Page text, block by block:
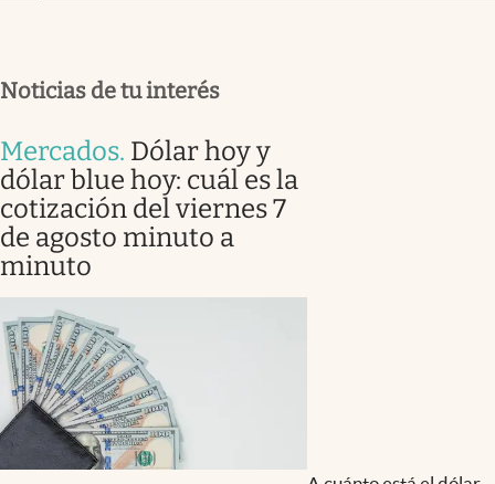
Noticias de tu interés
Mercados. Dólar hoy y
dólar blue hoy: cuál es la
cotización del viernes 7
de agosto minuto a
minuto